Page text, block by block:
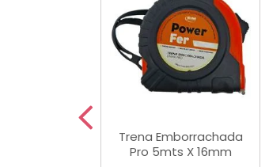
Trena Emborrachada
Pro 5mts X 16mm